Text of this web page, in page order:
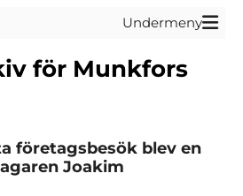
Undermeny
för Munkfors
företagsbesök blev en
Joakim